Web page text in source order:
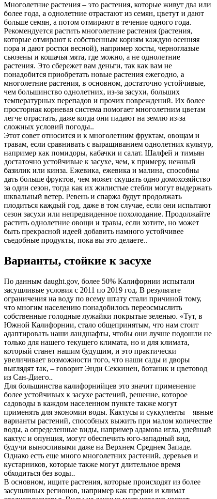
Многолетние растения – это растения, которые живут два или
более года, а однолетние отрастают из семян, цветут и дают
больше семян, а потом отмирают в течение одного года.
Рекомендуется растить многолетние растения (растения,
которые отмирают к собственным корням каждую осенняя
пора и дают ростки весной), например хосты, черноглазые
сьюзены и кошачья мята, где можно, а не однолетние
растения. Это сбережет вам деньги, так как вам не
понадобится приобретать новые растения ежегодно, а
многолетние растения, в основном, достаточно устойчивые,
чем большинство однолетних, из-за засухи, больших
температурных перепадов и прочих повреждений. Их более
просторная корневая система помогает многолетним цветам
легче отрастать, даже когда они падают на землю из-за
сложных условий погоды..
Этот совет относится и к многолетним фруктам, овощам и
травам, если сравнивать с выращиванием однолетних культур,
например как помидоры, кабачки и салат. Шалфей и тимьян
достаточно устойчивые к засухе, чем, к примеру, нежный
базилик или кинза. Ежевика, ежевика и малина, способны
дать больше фруктов, чем может скушать одно домохозяйство
за один сезон, тогда как их жилистые стебли могут выдержать
шквальный ветер. Ревень и спаржа будут продолжать
плодиться каждый год, даже в том случае, если они испытают
сезон засухи или непредвиденное похолодание. Продолжайте
растить однолетние овощи и травы, если хотите, но может
быть прекрасной идеей добавить намного устойчивее
съедобные продукты, пока вы это делаете..
Варианты, стойкие к засухе
По данным daught.gov, более 50% Калифорнии испытали
засушливые условия с 2011 по 2019 год. В результате
ограничения на воду по всему штату стали причиной тому,
что многим населению понадобилось переосмыслить
собственные голодные лужайки покрытые зеленью. «Тут, в
Южной Калифорнии, стало общепринятым, что нам стоит
адаптировать наши ландшафты, чтобы они лучше подошли не
только для нашего текущего климата, но и для климата,
который станет нашим будущим, и это практически
увеличивает возможности того, что наши сады и дворы
выглядят так, – говорит Энди Секкинен, ботаник и цветовод
из Сан-Диего..
Для большинства калифорнийцев это значит применение
более устойчивых к засухе растений, решение, которое
садоводы в каждом населенном пункте также могут
применять для экономии воды. Кактусы и суккуленты – явные
варианты растений, способных выжить при малом количестве
воды, а определенные виды, например адамова игла, улейный
кактус и опунция, могут обеспечить юго-западный вид,
будучи выносливыми даже на Верхнем Среднем Западе.
Однако есть еще много многолетних растений, деревьев и
кустарников, которые также могут длительное время
обходиться без воды..
В основном, ищите растения, которые происходят из более
засушливых регионов, например как прерии и климат